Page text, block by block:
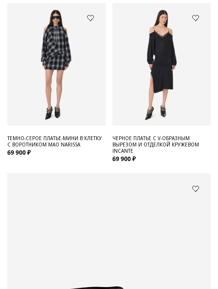
ТЕМНО-СЕРОЕ ПЛАТЬЕ-МИНИ В КЛЕТКУ
С ВОРОТНИКОМ МАО NARISSA
69 900 ₽
ЧЕРНОЕ ПЛАТЬЕ С V-ОБРАЗНЫМ
ВЫРЕЗОМ И ОТДЕЛКОЙ КРУЖЕВОМ
INCANTE
69 900 ₽